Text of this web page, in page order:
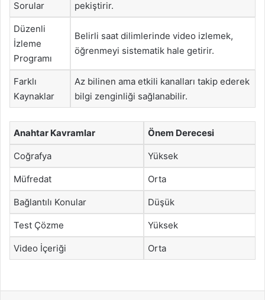
Sorular
pekiştirir.
Düzenli
İzleme
Programı
Belirli saat dilimlerinde video izlemek,
öğrenmeyi sistematik hale getirir.
Farklı
Kaynaklar
Az bilinen ama etkili kanalları takip ederek
bilgi zenginliği sağlanabilir.
Anahtar Kavramlar Önem Derecesi
Coğrafya Yüksek
Müfredat Orta
Bağlantılı Konular Düşük
Test Çözme Yüksek
Video İçeriği Orta